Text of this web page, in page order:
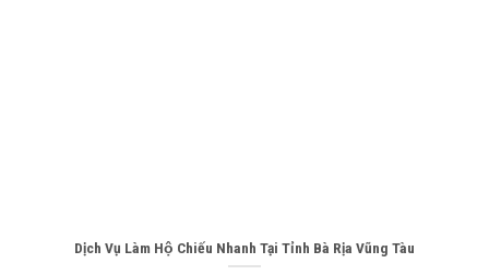
Dịch Vụ Làm Hộ Chiếu Nhanh Tại Tỉnh Bà Rịa Vũng Tàu